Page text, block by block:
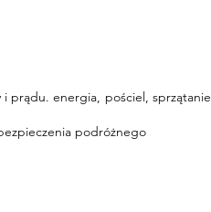
i prądu. energia, pościel, sprzątanie
podróżnego